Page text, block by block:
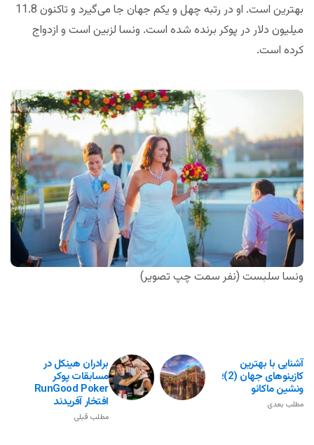
بهترین است. او در رتبه چهل و یکم جهان جا می‌گیرد و تاکنون 11.8
میلیون دلار در پوکر برنده شده است. ونسا لزبین است و ازدواج
کرده است.
ونسا سلبست (نفر سمت چپ تصویر)
برادران هینکل در
مسابقات پوکر
RunGood Poker
افتخار آفریدند
مطلب قبلی
آشنایی با بهترین
کازینوهای جهان (2)؛
ونشین ماکائو
مطلب بعدی